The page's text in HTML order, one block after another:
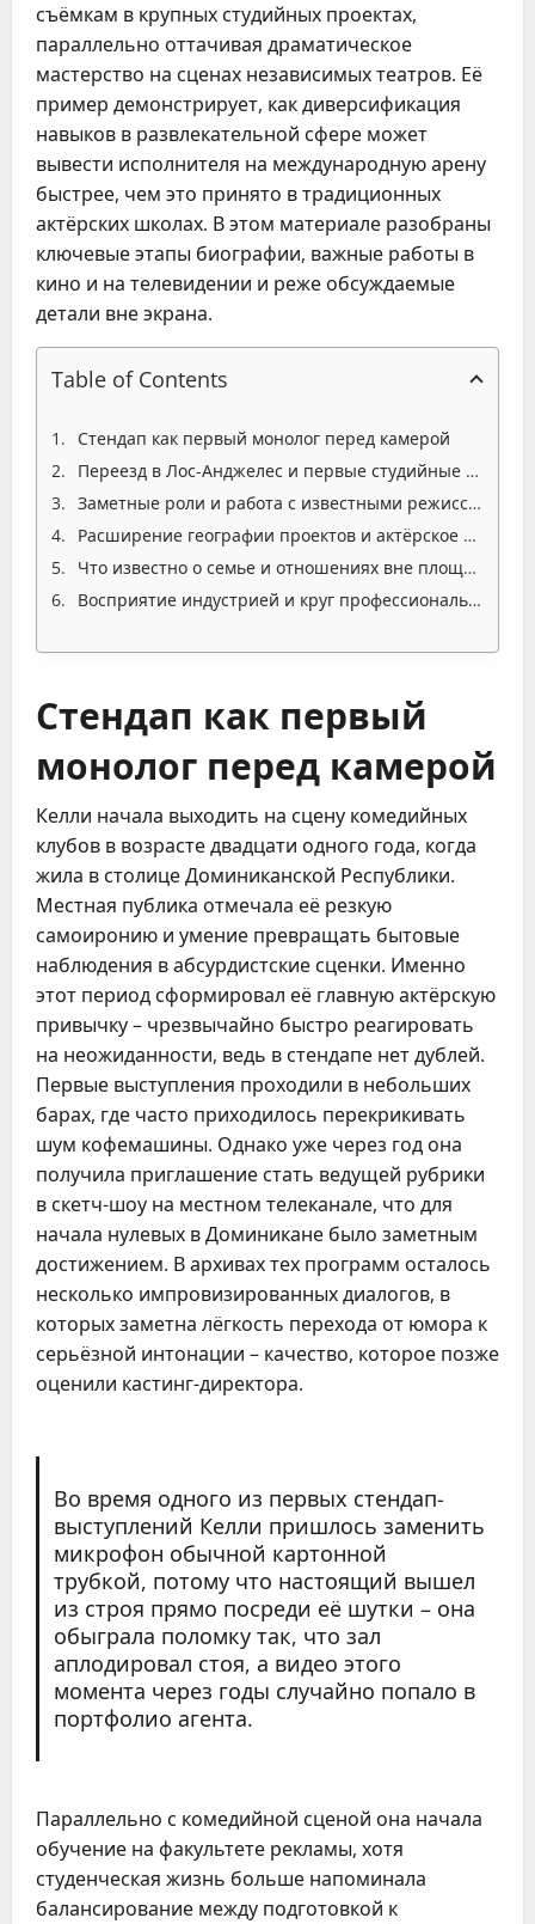
съёмкам в крупных студийных проектах,
параллельно оттачивая драматическое
мастерство на сценах независимых театров. Её
пример демонстрирует, как диверсификация
навыков в развлекательной сфере может
вывести исполнителя на международную арену
быстрее, чем это принято в традиционных
актёрских школах. В этом материале разобраны
ключевые этапы биографии, важные работы в
кино и на телевидении и реже обсуждаемые
детали вне экрана.
Table of Contents
Стендап как первый монолог перед камерой
Переезд в Лос-Анджелес и первые студийные испытания
Заметные роли и работа с известными режиссёрами
Расширение географии проектов и актёрское мастерство
Что известно о семье и отношениях вне площадки
Восприятие индустрией и круг профессионального общения
Стендап как первый
монолог перед камерой
Келли начала выходить на сцену комедийных
клубов в возрасте двадцати одного года, когда
жила в столице Доминиканской Республики.
Местная публика отмечала её резкую
самоиронию и умение превращать бытовые
наблюдения в абсурдистские сценки. Именно
этот период сформировал её главную актёрскую
привычку – чрезвычайно быстро реагировать
на неожиданности, ведь в стендапе нет дублей.
Первые выступления проходили в небольших
барах, где часто приходилось перекрикивать
шум кофемашины. Однако уже через год она
получила приглашение стать ведущей рубрики
в скетч-шоу на местном телеканале, что для
начала нулевых в Доминикане было заметным
достижением. В архивах тех программ осталось
несколько импровизированных диалогов, в
которых заметна лёгкость перехода от юмора к
серьёзной интонации – качество, которое позже
оценили кастинг-директора.
Во время одного из первых стендап-
выступлений Келли пришлось заменить
микрофон обычной картонной
трубкой, потому что настоящий вышел
из строя прямо посреди её шутки – она
обыграла поломку так, что зал
аплодировал стоя, а видео этого
момента через годы случайно попало в
портфолио агента.
Параллельно с комедийной сценой она начала
обучение на факультете рекламы, хотя
студенческая жизнь больше напоминала
балансирование между подготовкой к